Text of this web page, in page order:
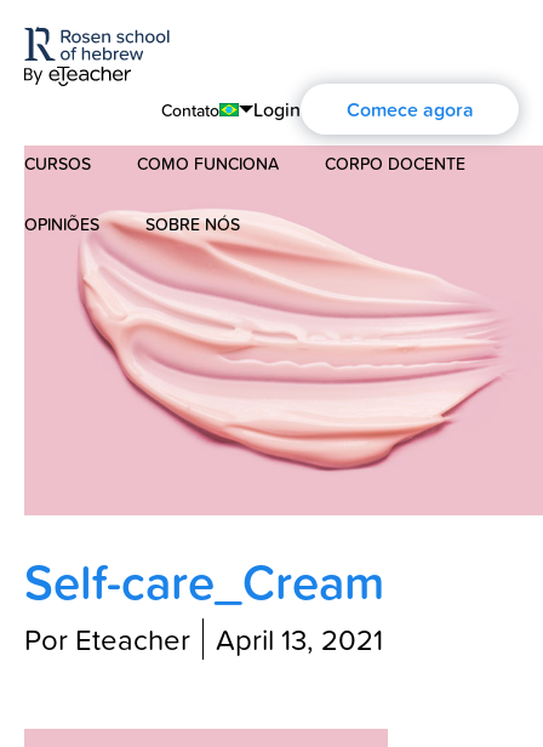
Contato
English
Português
Español
Français
Deutsch
Русский
Login Comece agora
CURSOS
Hebraico Moderno
Hebraico para crianças
Hebraico Bíblico
COMO FUNCIONA CORPO DOCENTE
OPINIÕES SOBRE NÓS
Sobre nós
A história de Aharon Rosen
Certificação
Blog
Self-care_Cream
Por Eteacher April 13, 2021